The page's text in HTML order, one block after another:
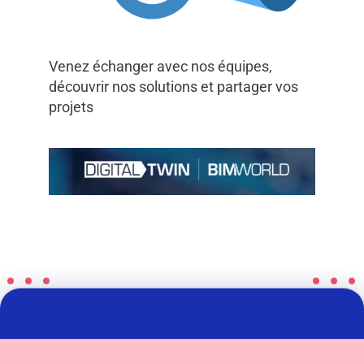
Venez échanger avec nos équipes,
découvrir nos solutions et partager vos
projets